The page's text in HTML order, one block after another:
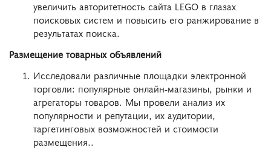
увеличить авторитетность сайта LEGO в глазах
поисковых систем и повысить его ранжирование в
результатах поиска.
Размещение товарных объявлений
Исследовали различные площадки электронной
торговли: популярные онлайн-магазины, рынки и
агрегаторы товаров. Мы провели анализ их
популярности и репутации, их аудитории,
таргетинговых возможностей и стоимости
размещения..